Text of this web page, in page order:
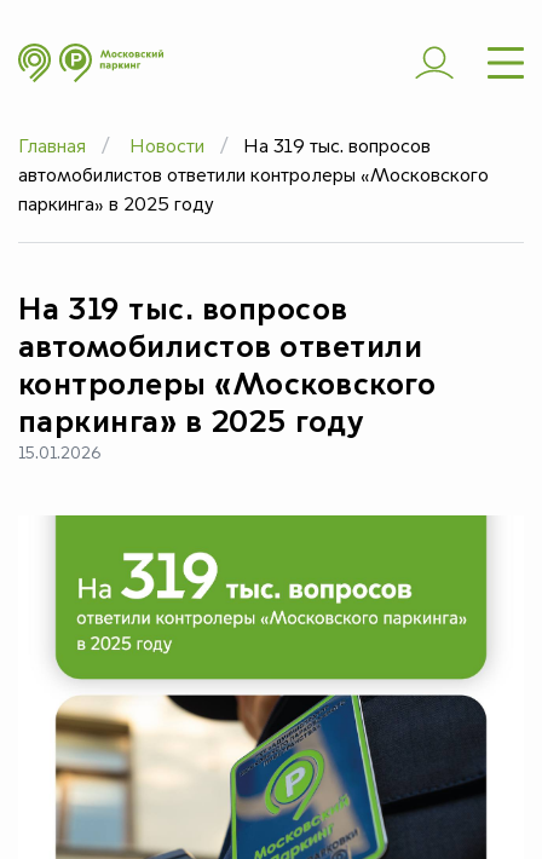
ШТРАФЫ
ЧАСТЫЕ ВОПРОСЫ
ЮРИДИЧЕСКИМ
Главная Новости
На 319 тыс. вопросов
автомобилистов ответили контролеры «Московского
паркинга» в 2025 году
На 319 тыс. вопросов
автомобилистов ответили
контролеры «Московского
паркинга» в 2025 году
15.01.2026